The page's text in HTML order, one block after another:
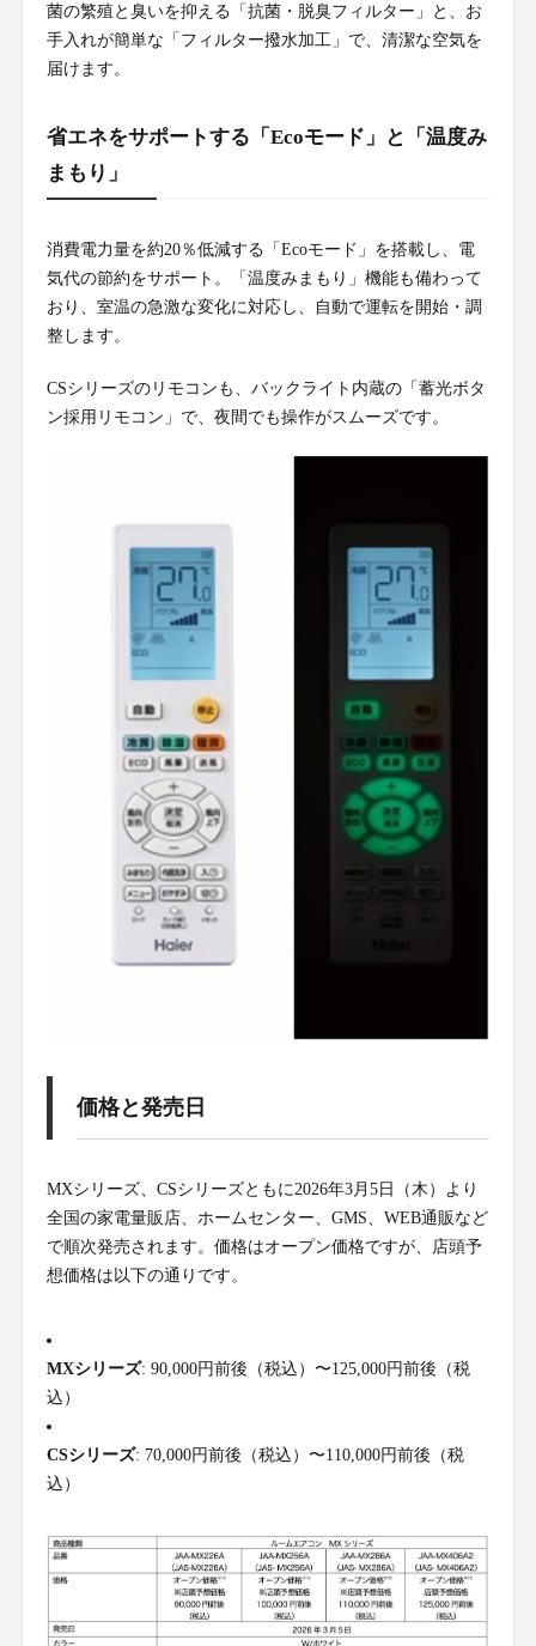
菌の繁殖と臭いを抑える「抗菌・脱臭フィルター」と、お
手入れが簡単な「フィルター撥水加工」で、清潔な空気を
届けます。
省エネをサポートする「Ecoモード」と「温度み
まもり」
消費電力量を約20％低減する「Ecoモード」を搭載し、電
気代の節約をサポート。「温度みまもり」機能も備わって
おり、室温の急激な変化に対応し、自動で運転を開始・調
整します。
CSシリーズのリモコンも、バックライト内蔵の「蓄光ボタ
ン採用リモコン」で、夜間でも操作がスムーズです。
価格と発売日
MXシリーズ、CSシリーズともに2026年3月5日（木）より
全国の家電量販店、ホームセンター、GMS、WEB通販など
で順次発売されます。価格はオープン価格ですが、店頭予
想価格は以下の通りです。
MXシリーズ: 90,000円前後（税込）〜125,000円前後（税
込）
CSシリーズ: 70,000円前後（税込）〜110,000円前後（税
込）